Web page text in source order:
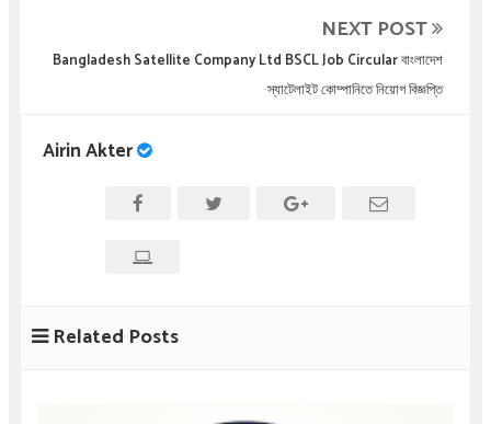
NEXT POST
Bangladesh Satellite Company Ltd BSCL Job Circular বাংলাদেশ
স্যাটেলাইট কোম্পানিতে নিয়োগ বিজ্ঞপ্তি
Airin Akter
Related Posts